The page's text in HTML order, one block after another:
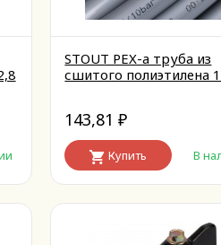
STOUT PEX-a труба из
сшитого полиэтилена
143,81₽
Купить В